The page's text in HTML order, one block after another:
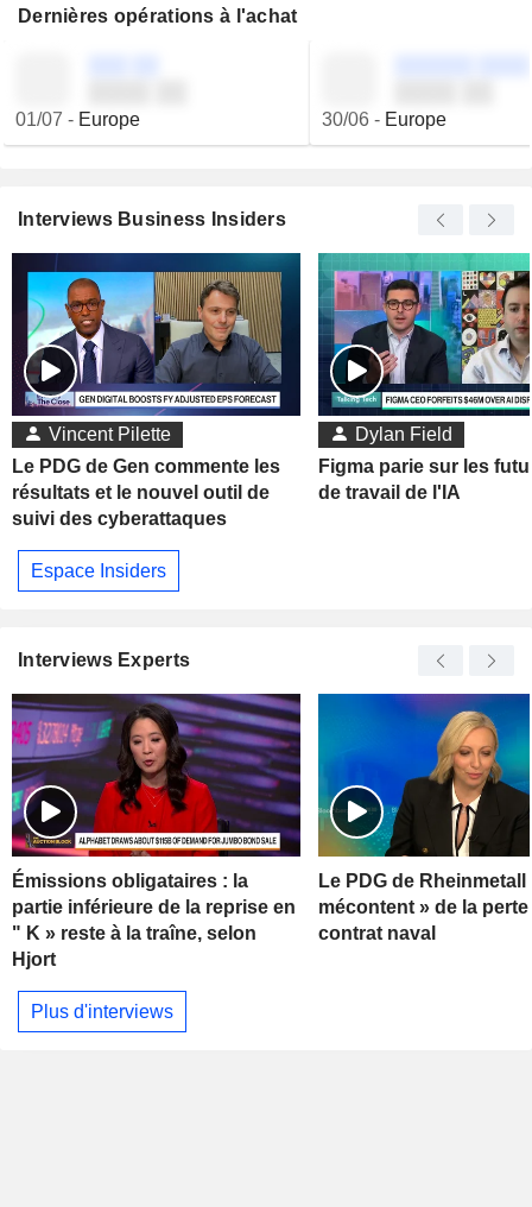
Dernières opérations à l'achat
01/07 - Europe 30/06- Europe
Interviews Business Insiders
Vincent Pilette
Le PDG de Gen commente les
résultats et le nouvel outil de
suivi des cyberattaques
Dylan Field
Figma parie sur les
de travail de l'IA
Espace Insiders
Interviews Experts
Émissions obligataires : la
partie inférieure de la reprise en
" K » reste à la traîne, selon
Hjort
Le PDG de
mécontent » de la
contrat naval
Plus d'interviews